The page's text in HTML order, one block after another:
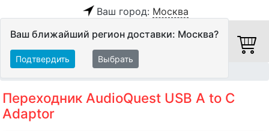
Ваш город: Москва
Ваш ближайший регион доставки: Москва?
Подтвердить Выбрать
Переходник AudioQuest USB A to C
Adaptor